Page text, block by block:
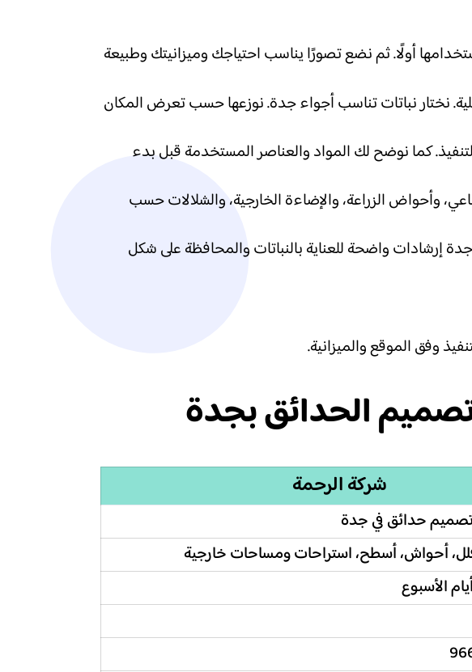
أولًا. ثم نضع تصورًا يناسب احتياجك وميزانيتك وطبيعة
نختار نباتات تناسب أجواء جدة. نوزعها حسب تعرض المكان
كما نوضح لك المواد والعناصر المستخدمة قبل بدء
وأحواض الزراعة، والإضاءة الخارجية، والشلالات حسب
إرشادات واضحة للعناية بالنباتات والمحافظة على شكل
وفق الموقع والميزانية.
الحدائق بجدة
شركة الرحمة
حدائق في جدة
أحواش، أسطح، استراحات ومساحات خارجية